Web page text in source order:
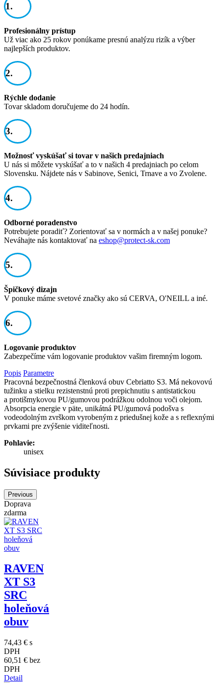
1.
Profesionálny prístup
Už viac ako 25 rokov ponúkame presnú analýzu rizík a výber
najlepších produktov.
2.
Rýchle dodanie
Tovar skladom doručujeme do 24 hodín.
3.
Možnosť vyskúšať si tovar v našich predajniach
U nás si môžete vyskúšať a to v našich 4 predajniach po celom
Slovensku. Nájdete nás v Sabinove, Senici, Trnave a vo Zvolene.
4.
Odborné poradenstvo
Potrebujete poradiť? Zorientovať sa v normách a v našej ponuke?
Neváhajte nás kontaktovať na eshop@protect-sk.com
5.
Špičkový dizajn
V ponuke máme svetové značky ako sú CERVA, O'NEILL a iné.
6.
Logovanie produktov
Zabezpečíme vám logovanie produktov vašim firemným logom.
Popis Parametre
Pracovná bezpečnostná členková obuv Cebriatto S3. Má nekovovú
tužinku a stielku rezistenstnú proti prepichnutiu s antistatickou
a protišmykovou PU/gumovou podrážkou odolnou voči olejom.
Absorpcia energie v päte, unikátná PU/gumová podošva s
vodeodolným zvrškom vyrobeným z priedušnej kože a s reflexnými
prvkami pre zvýšenie viditeľnosti.
Pohlavie:
unisex
Súvisiace produkty
Previous
Doprava
zdarma
RAVEN
XT S3
SRC
holeňová
obuv
74,43 € s
DPH
60,51 € bez
DPH
Detail